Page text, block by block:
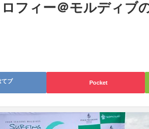
フィー＠モルディブ
てブ Pocket